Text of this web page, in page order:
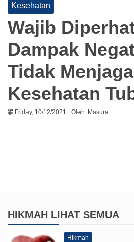
Kesehatan
Wajib
Dampak
Tidak Menjaga
Kesehatan
Friday, 10/12/2021 Oleh: Masura
HIKMAH LIHAT SEMUA
Hikmah